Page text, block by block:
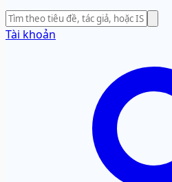
Tài khoản